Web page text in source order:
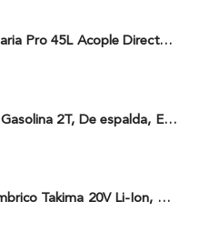
Fumigadora Estacionaria Pro 45L Acople Directo con Accesorios
Guadaña Alterman A Gasolina 2T, De espalda, Eje Flexible, 43Cc, Xbc43B-I
Combo taladro Inalámbrico Takima 20V Li-Ion, Tklcd-20. + Polichadora Takima 7″ 1.200W, Tksp-180-D.